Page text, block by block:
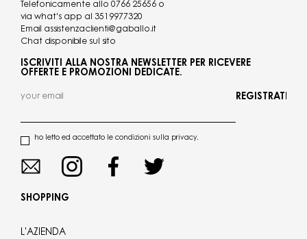
Telefonicamente allo 0766 25656 o
via what's app al 3519977320
Email assistenzaclienti@gaballo.it
Chat disponibile sul sito
ISCRIVITI ALLA NOSTRA NEWSLETTER PER RICEVERE
OFFERTE E PROMOZIONI DEDICATE.
ho letto ed accettato le condizioni sulla privacy.
REGISTRATI
SHOPPING
L'AZIENDA